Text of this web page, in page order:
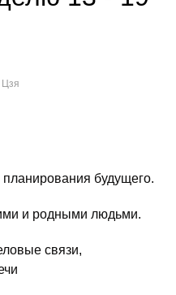
будущего.
и родными людьми.
связи,